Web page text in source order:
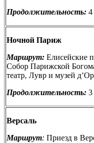
Продолжительность: 4
Ночной Париж
Маршрут: Елисейские
Собор Парижской
театр, Лувр и музей
Продолжительность: 3
Версаль
Маршрут: Приезд в